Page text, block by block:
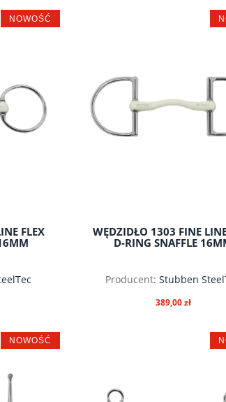
FLEX
NOWOŚĆ
WĘDZIDŁO 1303 FINE
D-RING SNAFFLE
Producent: Stubben
389,00 zł
NOWOŚĆ